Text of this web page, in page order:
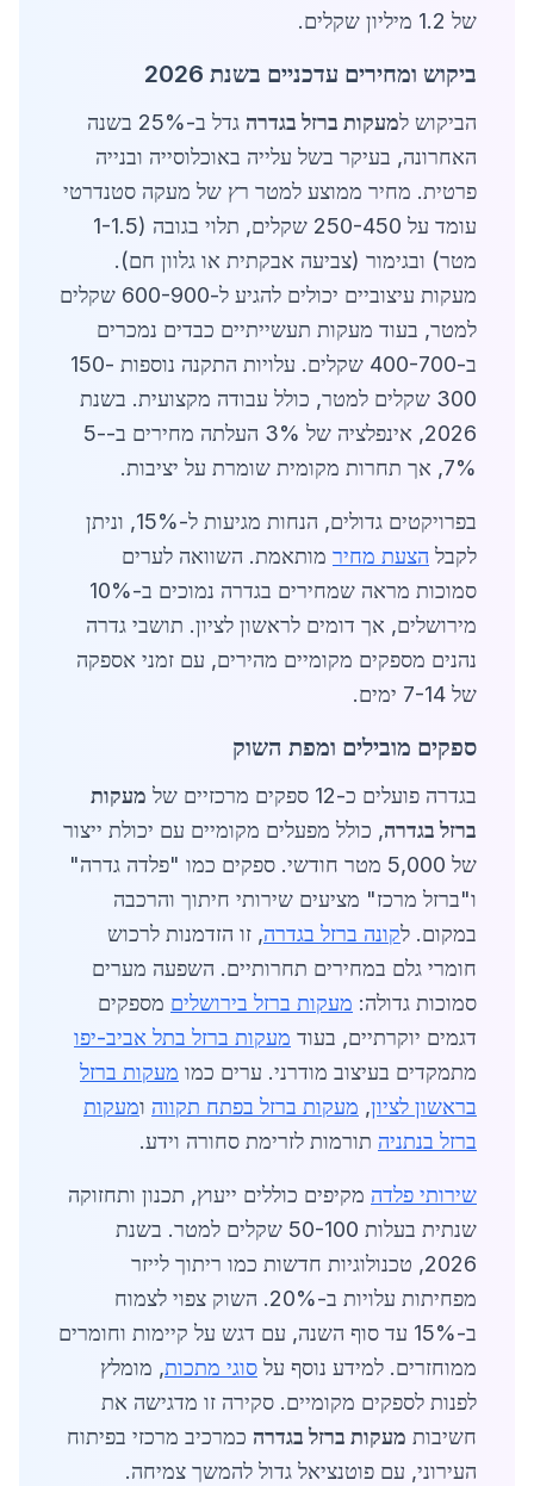
של 1.2 מיליון שקלים.
ביקוש ומחירים עדכניים בשנת 2026
הביקוש למעקות ברזל בגדרה
גדל ב-25% בשנה
האחרונה, בעיקר בשל עלייה באוכלוסייה ובנייה
פרטית. מחיר ממוצע למטר רץ של מעקה סטנדרטי
עומד על 250-450 שקלים, תלוי בגובה (1-1.5
מטר) ובגימור (צביעה אבקתית או גלוון חם).
מעקות עיצוביים יכולים להגיע ל-600-900 שקלים
למטר, בעוד מעקות תעשייתיים כבדים נמכרים
ב-400-700 שקלים. עלויות התקנה נוספות 150-
300 שקלים למטר, כולל עבודה מקצועית. בשנת
2026, אינפלציה של 3% העלתה מחירים ב-5-
7%, אך תחרות מקומית שומרת על יציבות.
בפרויקטים גדולים, הנחות מגיעות ל-15%, וניתן
לקבל הצעת מחיר מותאמת. השוואה לערים
סמוכות מראה שמחירים בגדרה נמוכים ב-10%
מירושלים, אך דומים לראשון לציון. תושבי גדרה
נהנים מספקים מקומיים מהירים, עם זמני אספקה
של 7-14 ימים.
ספקים מובילים ומפת השוק
בגדרה פועלים כ-12 ספקים מרכזיים של
מעקות
ברזל בגדרה, כולל מפעלים מקומיים עם יכולת ייצור
של 5,000 מטר חודשי. ספקים כמו "פלדה גדרה"
ו"ברזל מרכז" מציעים שירותי חיתוך והרכבה
במקום. לקונה ברזל בגדרה, זו הזדמנות לרכוש
חומרי גלם במחירים תחרותיים. השפעה מערים
סמוכות גדולה: מעקות ברזל בירושלים מספקים
דגמים יוקרתיים, בעוד מעקות ברזל בתל אביב-יפו
מתמקדים בעיצוב מודרני. ערים כמו מעקות ברזל
בראשון לציון, מעקות ברזל בפתח תקווה ומעקות
ברזל בנתניה תורמות לזרימת סחורה וידע.
שירותי פלדה מקיפים כוללים ייעוץ, תכנון ותחזוקה
שנתית בעלות 50-100 שקלים למטר. בשנת
2026, טכנולוגיות חדשות כמו ריתוך לייזר
מפחיתות עלויות ב-20%. השוק צפוי לצמוח
ב-15% עד סוף השנה, עם דגש על קיימות וחומרים
ממוחזרים. למידע נוסף על סוגי מתכות, מומלץ
לפנות לספקים מקומיים. סקירה זו מדגישה את
חשיבות מעקות ברזל בגדרה כמרכיב מרכזי בפיתוח
העירוני, עם פוטנציאל גדול להמשך צמיחה.